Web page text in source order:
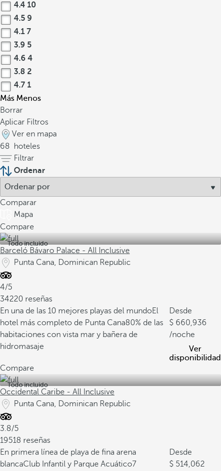
4.4 10
4.5 9
4.1 7
3.9 5
4.6 4
3.8 2
4.7 1
Más Menos
Borrar
Aplicar Filtros
Ver en mapa
68
hoteles
Filtrar
Ordenar
Comparar
Mapa
Compare
Todo incluido
Barceló Bávaro Palace - All Inclusive
Punta Cana, Dominican Republic
4/5
34220 reseñas
En una de las 10 mejores playas del mundoEl
hotel más completo de Punta Cana80% de las
habitaciones con vista mar y bañera de
hidromasaje
Desde
660,936
/noche
Ver
disponibilidad
Compare
Todo incluido
Occidental Caribe - All Inclusive
Punta Cana, Dominican Republic
3.8/5
19518 reseñas
En primera línea de playa de fina arena
blancaClub Infantil y Parque Acuático7
Desde
514,062